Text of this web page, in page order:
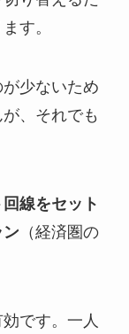
す。
少ないため
、それでも
線をセット
ン（経済圏の
です。一人